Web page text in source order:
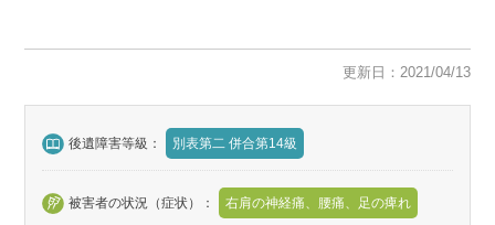
更新日：2021/04/13
後遺障害等級： 別表第二 併合第14級
被害者の状況（症状）： 右肩の神経痛、腰痛、足の痺れ